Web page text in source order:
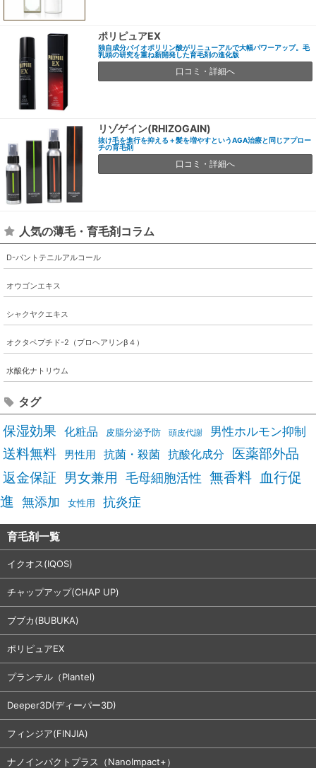
ポリピュアEX
独自成分バイオポリリン酸がリニューアルで大幅パワーアップ。毛
乳頭の研究を重ね新開発した育毛剤の進化版
口コミ・詳細へ
リゾゲイン(RHIZOGAIN)
抜け毛を進行を抑える＋髪を増やすというAGA治療と同じアプロー
チの育毛剤
口コミ・詳細へ
人気の薄毛・育毛剤コラム
D-パントテニルアルコール
オウゴンエキス
シャクヤクエキス
オクタペプチド-2（プロヘアリンβ４）
水酸化ナトリウム
タグ
保湿効果 化粧品 皮脂分泌予防 頭皮代謝 男性ホルモン抑制
送料無料 男性用 抗菌・殺菌 抗酸化成分 医薬部外品
返金保証 男女兼用 毛母細胞活性 無香料 血行促
進 無添加 女性用 抗炎症
育毛剤一覧
イクオス(IQOS)
チャップアップ(CHAP UP)
ブブカ(BUBUKA)
ポリピュアEX
プランテル（Plantel)
Deeper3D(ディーパー3D)
フィンジア(FINJIA)
ナノインパクトプラス（NanoImpact+）